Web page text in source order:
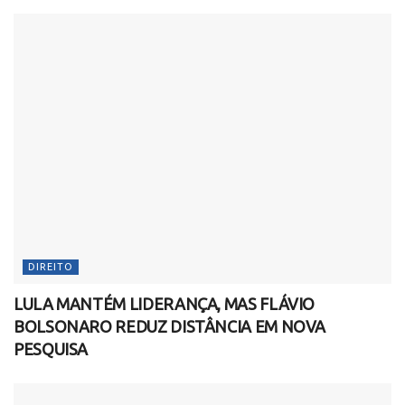
DIREITO
LULA MANTÉM LIDERANÇA, MAS FLÁVIO
BOLSONARO REDUZ DISTÂNCIA EM NOVA
PESQUISA